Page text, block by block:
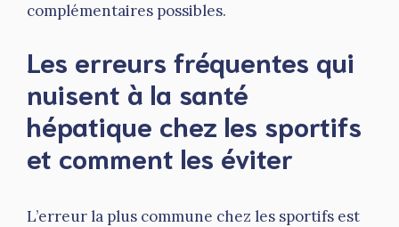
complémentaires possibles.
Les erreurs fréquentes qui
nuisent à la santé
hépatique chez les sportifs
et comment les éviter
L’erreur la plus commune chez les sportifs est